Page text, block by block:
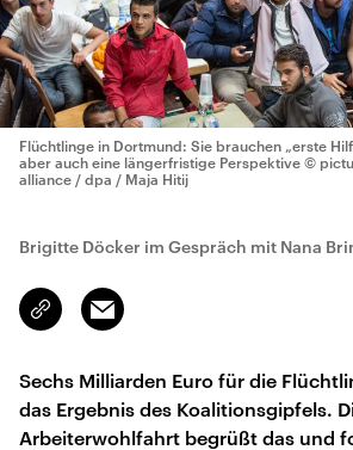
Flüchtlinge in Dortmund: Sie brauchen „erste
aber auch eine längerfristige Perspektive ©
alliance / dpa / Maja Hitij
Brigitte Döcker im Gespräch mit Nana
Link
kopieren/teilen
Email
Sechs Milliarden Euro für die
das Ergebnis des Koalitionsgipfels.
Arbeiterwohlfahrt begrüßt das und